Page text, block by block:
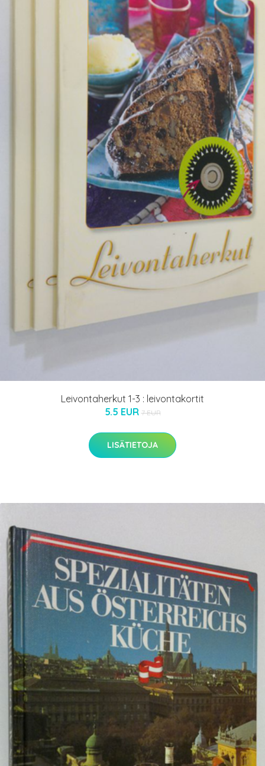
Leivontaherkut 1-3 : leivontakortit
5.5 EUR 7 EUR
LISÄTIETOJA